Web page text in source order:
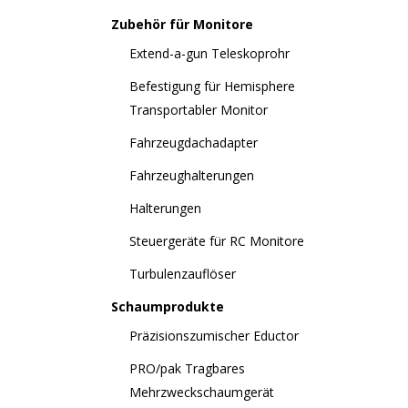
Zubehör für Monitore
Extend-a-gun Teleskoprohr
Befestigung für Hemisphere
Transportabler Monitor
Fahrzeugdachadapter
Fahrzeughalterungen
Halterungen
Steuergeräte für RC Monitore
Turbulenzauflöser
Schaumprodukte
Präzisionszumischer Eductor
PRO/pak Tragbares
Mehrzweckschaumgerät